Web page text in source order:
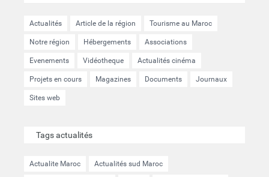
Actualités Article de la région Tourisme au Maroc
Notre région Hébergements Associations
Evenements Vidéotheque Actualités cinéma
Projets en cours Magazines Documents Journaux
Sites web
Tags actualités
Actualite Maroc Actualités sud Maroc